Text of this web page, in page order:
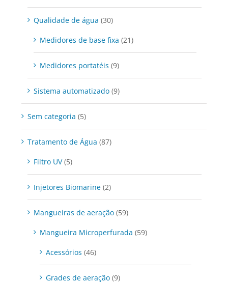
Qualidade de água (30)
Medidores de base fixa (21)
Medidores portatéis (9)
Sistema automatizado (9)
Sem categoria (5)
Tratamento de Água (87)
Filtro UV (5)
Injetores Biomarine (2)
Mangueiras de aeração (59)
Mangueira Microperfurada (59)
Acessórios (46)
Grades de aeração (9)